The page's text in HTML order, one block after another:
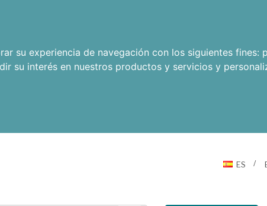
su experiencia de navegación con los siguientes fines:
su interés en nuestros productos y servicios y
ES